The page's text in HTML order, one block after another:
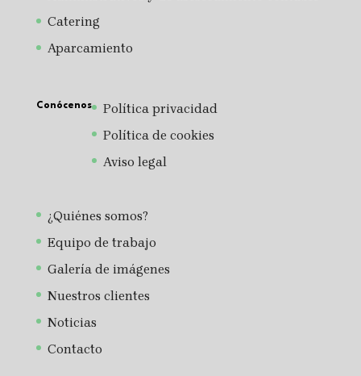
Catering
Aparcamiento
Conócenos
Política privacidad
Política de cookies
Aviso legal
¿Quiénes somos?
Equipo de trabajo
Galería de imágenes
Nuestros clientes
Noticias
Contacto